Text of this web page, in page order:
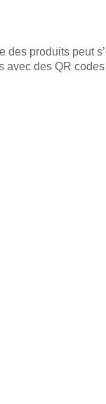
produits peut
avec des QR